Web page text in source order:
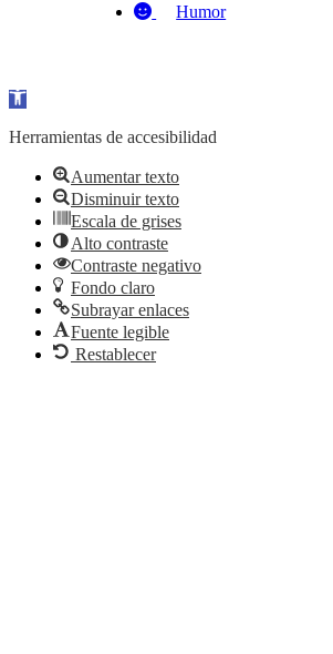
Humor
Abrir barra de herramientas
Herramientas de accesibilidad
Aumentar texto
Disminuir texto
Escala de grises
Alto contraste
Contraste negativo
Fondo claro
Subrayar enlaces
Fuente legible
Restablecer